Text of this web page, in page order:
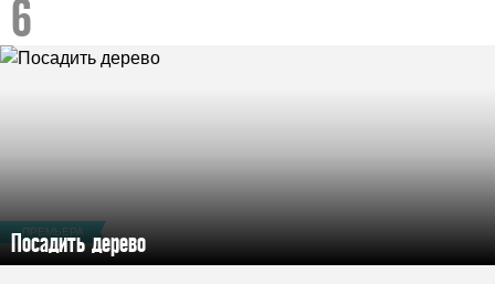
ПРЕМЬЕРА
Посадить дерево